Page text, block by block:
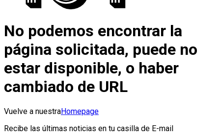
No podemos encontrar la
página solicitada, puede no
estar disponible, o haber
cambiado de URL
Vuelve a nuestraHomepage
Recibe las últimas noticias en tu casilla de E-mail